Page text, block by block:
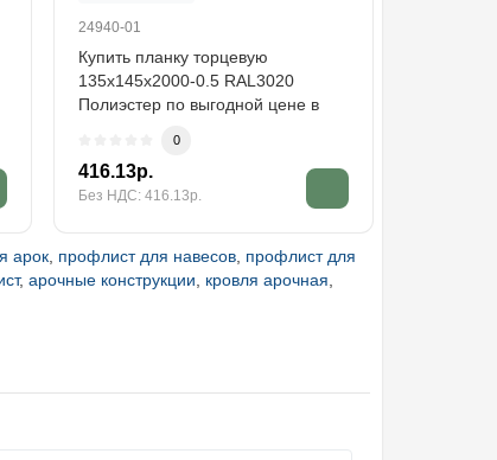
24940-01
Купить планку торцевую
135х145х2000-0.5 RAL3020
Полиэстер по выгодной цене в
0
416.13р.
Без НДС: 416.13р.
арок профлист для навесов профлист для
, арочные конструкции кровля арочная